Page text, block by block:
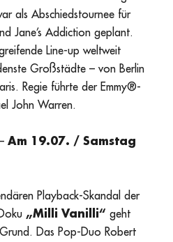
als Abschiedstournee für
Jane’s Addiction geplant.
Line-up weltweit
Großstädte – von Berlin
Regie führte der Emmy®-
John Warren.
Am 19.07. / Samstag
Playback-Skandal der
„Milli Vanilli“ geht
Das Pop-Duo Robert